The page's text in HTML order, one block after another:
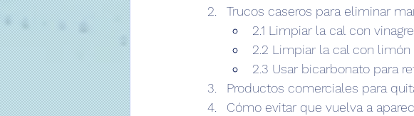
Trucos caseros para eliminar
2.1 Limpiar la cal con vinagre
2.2 Limpiar la cal con limón
2.3 Usar bicarbonato para
Productos comerciales para
Cómo evitar que vuelva a